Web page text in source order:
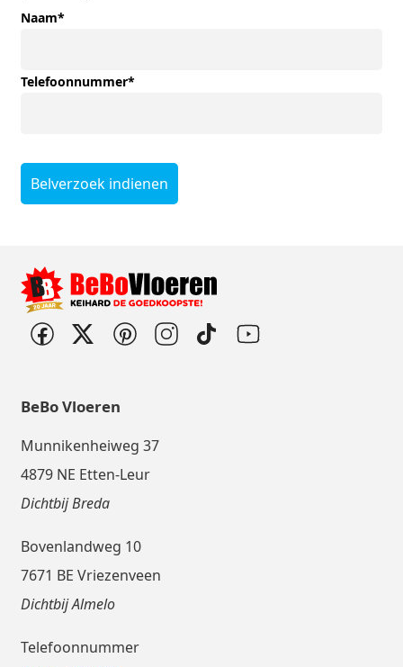
Naam*
Telefoonnummer*
Belverzoek indienen
BeBo Vloeren
Munnikenheiweg 37
4879 NE Etten-Leur
Dichtbij Breda
Bovenlandweg 10
7671 BE Vriezenveen
Dichtbij Almelo
Telefoonnummer